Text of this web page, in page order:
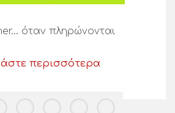
όταν πληρώνονται
περισσότερα